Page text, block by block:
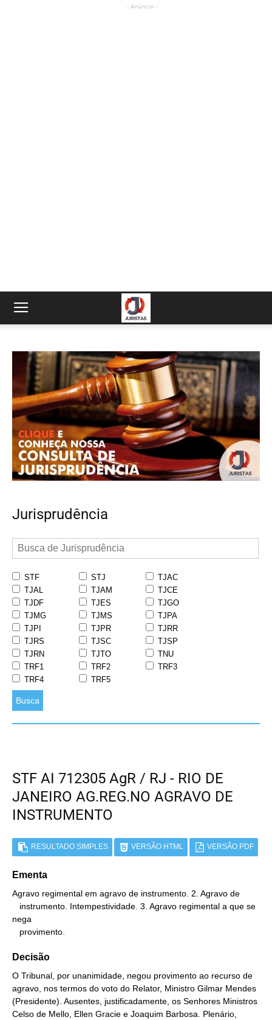
- Anúncio -
Jurisprudência
STF STJ
TJAC
TJAL
TJAM
TJCE
TJDF
TJES
TJGO
TJMG
TJMS
TJPA
TJPI
TJPR
TJRR
TJRS
TJSC
TJSP
TJRN
TJTO
TNU
TRF1
TRF2
TRF3
TRF4
TRF5
Busca
STF AI 712305 AgR / RJ - RIO DE
JANEIRO AG.REG.NO AGRAVO DE
INSTRUMENTO
RESULTADO SIMPLES VERSÃO HTML VERSÃO PDF
Ementa
Agravo regimental em agravo de instrumento. 2. Agravo de
nega
   provimento.
Decisão
O Tribunal, por unanimidade, negou provimento ao recurso de
agravo, nos termos do voto do Relator, Ministro Gilmar Mendes
(Presidente). Ausentes, justificadamente, os Senhores Ministros
Celso de Mello, Ellen Gracie e Joaquim Barbosa. Plenário,